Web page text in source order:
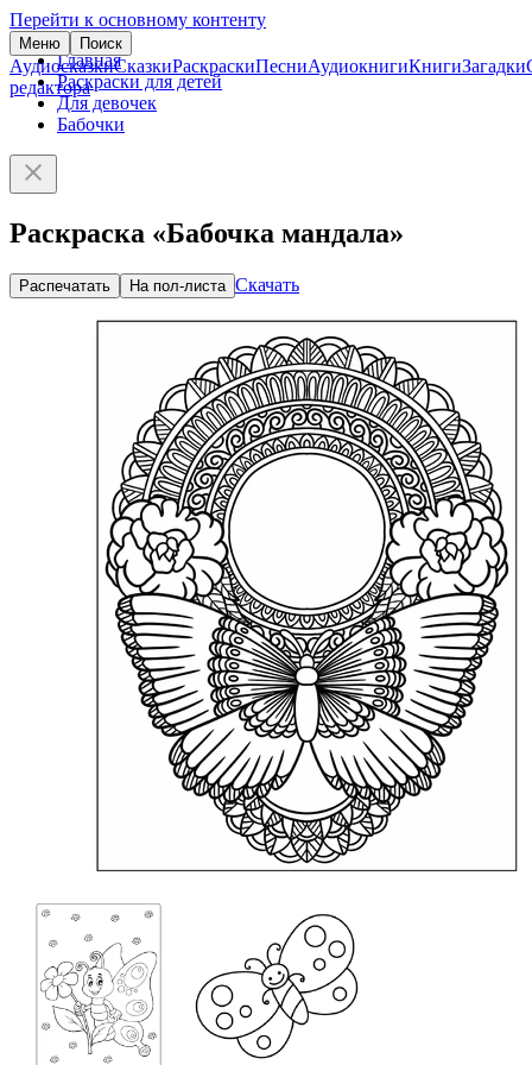
Перейти к основному контенту
Меню Поиск
АудиосказкиСказкиРаскраскиПесниАудиокнигиКнигиЗагадки
редактора
Главная
Раскраски для детей
Для девочек
Бабочки
Раскраска «Бабочка мандала»
Распечатать На пол-листа Скачать